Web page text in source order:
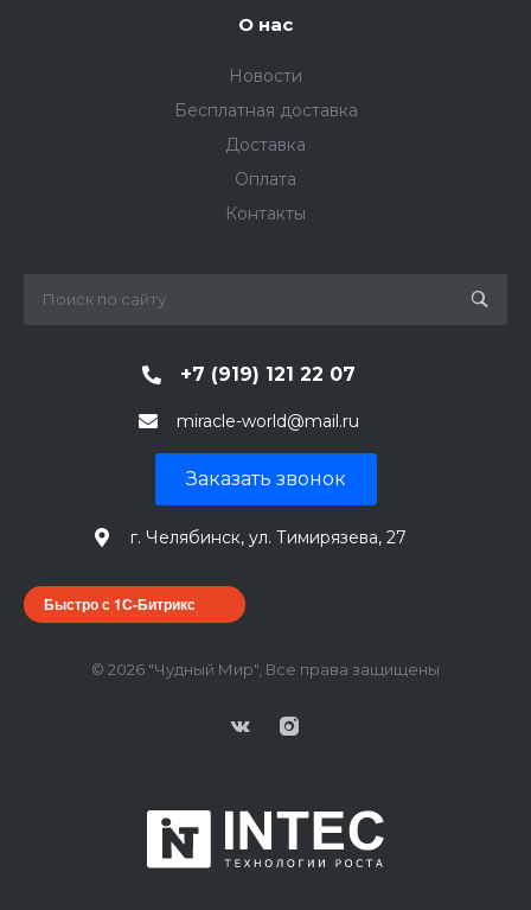
О нас
Новости
Бесплатная доставка
Доставка
Оплата
Контакты
+7 (919) 121 22 07
miracle-world@mail.ru
Заказать звонок
г. Челябинск, ул. Тимирязева, 27
Быстро с 1С-Битрикс
© 2026 "Чудный Мир", Все права защищены